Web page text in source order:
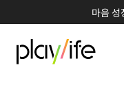
마음 성